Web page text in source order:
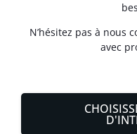
N’hésitez pas à nous
avec